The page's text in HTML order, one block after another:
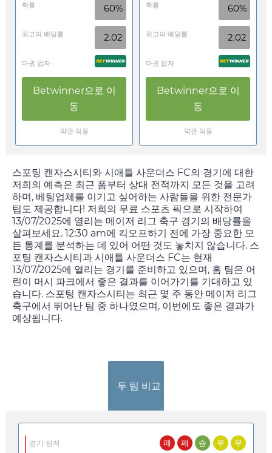
확률 60%
최고의 배당률 2.02
마권 업자
Betwinner으로 이
동
약관 적용
확률 60%
최고의 배당률 2.02
마권 업자
Betwinner으로 이
동
약관 적용
스포팅 캔자스시티와 시애틀 사운더스 FC의 경기에 대한
저희의 예측은 최근 폼부터 상대 전적까지 모든 것을 고려
하며, 베팅업체를 이기고 싶어하는 사람들을 위한 전문가
팁도 제공합니다! 저희의 무료 스포츠 픽으로 시작하여
13/07/2025에 열리는 메이저 리그 축구 경기의 배당률을
살펴보세요. 12:30 am에 킥오프하기 전에 가장 중요한 모
든 통계를 분석하는 데 있어 어떤 것도 놓치지 않습니다. 스
포팅 캔자스시티과 시애틀 사운더스 FC는 현재
13/07/2025에 열리는 경기를 준비하고 있으며, 홈 팀은 어
린이 머시 파크에서 좋은 결과를 이어가기를 기대하고 있
습니다. 스포팅 캔자스시티는 최근 몇 주 동안 메이저 리그
축구에서 뛰어난 팀 중 하나였으며, 이번에도 좋은 결과가
예상됩니다.
두 팀 비교
경기 성적 패 패 승 무 무